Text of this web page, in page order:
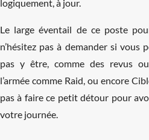
logiquement, à jour.
Le large éventail de ce poste
n’hésitez pas à demander si vous
pas y être, comme des revus
l’armée comme Raid, ou encore
pas à faire ce petit détour pour
votre journée.